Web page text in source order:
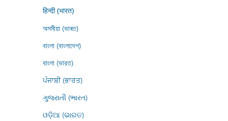
हिन्दी (भारत)
অসমীয়া (ভাৰত)
বাংলা (বাংলাদেশ)
বাংলা (ভারত)
ਪੰਜਾਬੀ (ਭਾਰਤ)
ગુજરાતી (ભારત)
ଓଡ଼ିଆ (ଭାରତ)